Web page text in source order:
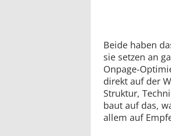
Beide haben
sie setzen an
Onpage-
direkt auf der
Struktur,
baut auf das,
allem auf